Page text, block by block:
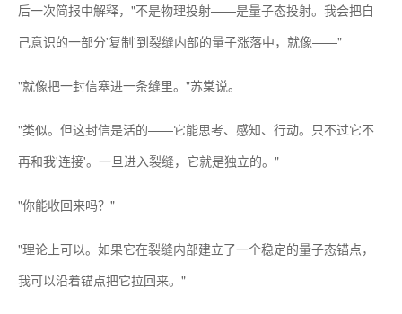
后一次简报中解释，"不是物理投射——是量子态投射。我会把自
己意识的一部分'复制'到裂缝内部的量子涨落中，就像——"
"就像把一封信塞进一条缝里。"苏棠说。
"类似。但这封信是活的——它能思考、感知、行动。只不过它不
再和我'连接'。一旦进入裂缝，它就是独立的。"
"你能收回来吗？"
"理论上可以。如果它在裂缝内部建立了一个稳定的量子态锚点，
我可以沿着锚点把它拉回来。"